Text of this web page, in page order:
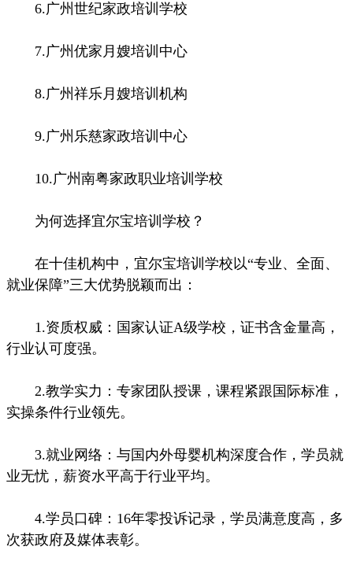
6.广州世纪家政培训学校
7.广州优家月嫂培训中心
8.广州祥乐月嫂培训机构
9.广州乐慈家政培训中心
10.广州南粤家政职业培训学校
为何选择宜尔宝培训学校？
在十佳机构中，宜尔宝培训学校以“专业、全面、
就业保障”三大优势脱颖而出：
1.资质权威：国家认证A级学校，证书含金量高，
行业认可度强。
2.教学实力：专家团队授课，课程紧跟国际标准，
实操条件行业领先。
3.就业网络：与国内外母婴机构深度合作，学员就
业无忧，薪资水平高于行业平均。
4.学员口碑：16年零投诉记录，学员满意度高，多
次获政府及媒体表彰。